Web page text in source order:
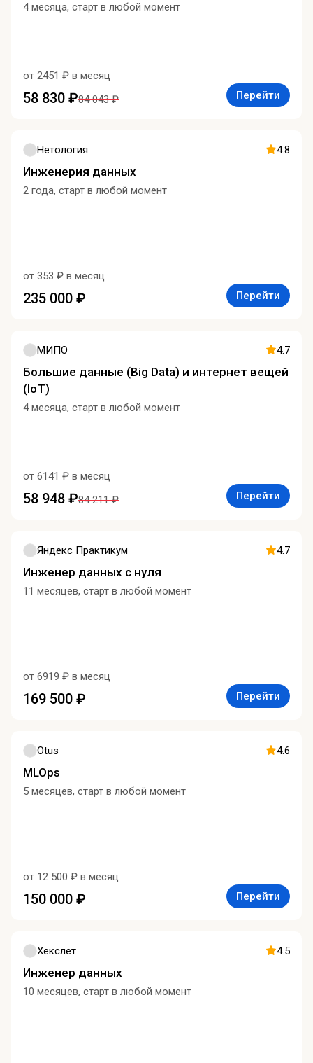
4 месяца, старт в любой момент
от 2451 ₽ в месяц
58 830 ₽84 043 ₽ Перейти
Нетология 4.8
Инженерия данных
2 года, старт в любой момент
от 353 ₽ в месяц
235 000 ₽ Перейти
МИПО 4.7
Большие данные (Big Data) и интернет вещей
(IoT)
4 месяца, старт в любой момент
от 6141 ₽ в месяц
58 948 ₽84 211 ₽ Перейти
Яндекс Практикум 4.7
Инженер данных с нуля
11 месяцев, старт в любой момент
от 6919 ₽ в месяц
169 500 ₽ Перейти
Otus 4.6
MLOps
5 месяцев, старт в любой момент
от 12 500 ₽ в месяц
150 000 ₽ Перейти
Хекслет 4.5
Инженер данных
10 месяцев, старт в любой момент